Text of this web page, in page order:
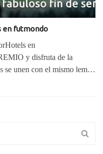
en futmondo
en
y disfruta de la
unen con el mismo lema: